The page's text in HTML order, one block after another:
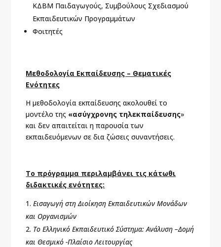
ΚΔΒΜ Παιδαγωγούς, Συμβούλους Σχεδιασμού
Εκπαιδευτικών Προγραμμάτων
Φοιτητές
Μεθοδολογία Εκπαίδευσης – Θεματικές
Ενότητες
Η μεθοδολογία εκπαίδευσης ακολουθεί το
μοντέλο της «ασύγχρονης τηλεκπαίδευσης»
και δεν απαιτείται η παρουσία των
εκπαιδευόμενων σε δια ζώσεις συναντήσεις.
Το πρόγραμμα περιλαμβάνει τις κάτωθι
διδακτικές ενότητες:
Εισαγωγή στη Διοίκηση Εκπαιδευτικών Μονάδων
και Οργανισμών
Το Ελληνικό Εκπαιδευτικό Σύστημα: Ανάλυση –Δομή
και Θεσμικό -Πλαίσιο Λειτουργίας